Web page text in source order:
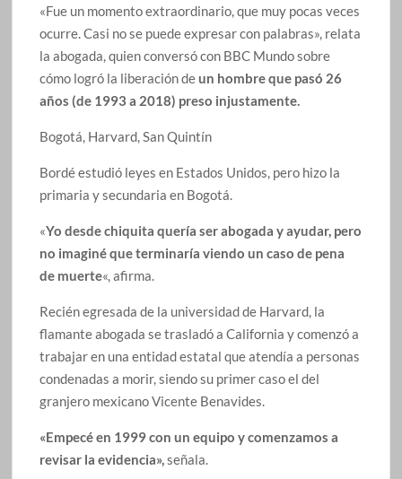
«Fue un momento extraordinario, que muy pocas veces
ocurre. Casi no se puede expresar con palabras», relata
la abogada, quien conversó con BBC Mundo sobre
cómo logró la liberación deun hombre que pasó 26
años (de 1993 a 2018) preso injustamente.
Bogotá, Harvard, San Quintín
Bordé estudió leyes en Estados Unidos, pero hizo la
primaria y secundaria en Bogotá.
«Yo desde chiquita quería ser abogada y ayudar, pero
no imaginé que terminaría viendo un caso de pena
de muerte«, afirma.
Recién egresada de la universidad de Harvard, la
flamante abogada se trasladó a California y comenzó a
trabajar en una entidad estatal que atendía a personas
condenadas a morir, siendo su primer caso el del
granjero mexicano Vicente Benavides.
«Empecé en 1999 con un equipo y comenzamos a
revisar la evidencia»,señala.